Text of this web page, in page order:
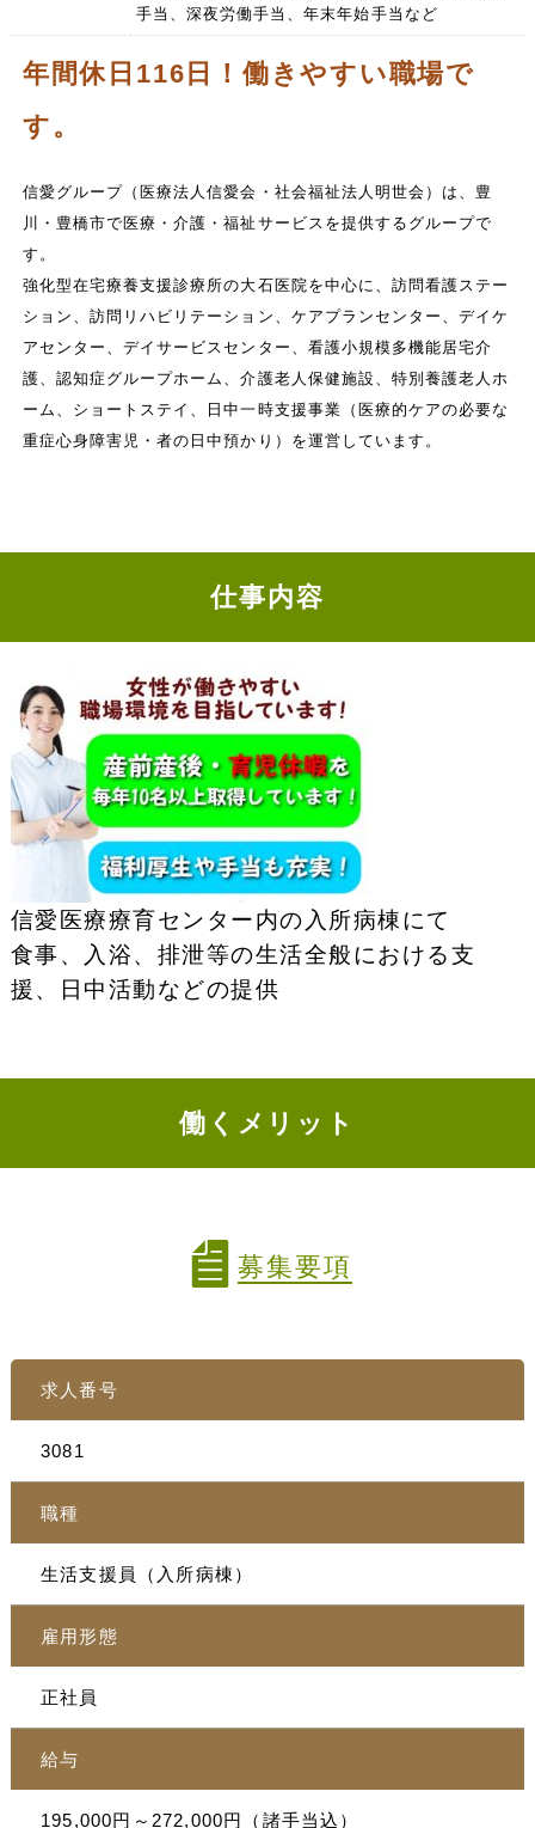
手当、深夜労働手当、年末年始手当など
年間休日116日！働きやすい職場で
す。
信愛グループ（医療法人信愛会・社会福祉法人明世会）は、豊
川・豊橋市で医療・介護・福祉サービスを提供するグループで
す。
強化型在宅療養支援診療所の大石医院を中心に、訪問看護ステー
ション、訪問リハビリテーション、ケアプランセンター、デイケ
アセンター、デイサービスセンター、看護小規模多機能居宅介
護、認知症グループホーム、介護老人保健施設、特別養護老人ホ
ーム、ショートステイ、日中一時支援事業（医療的ケアの必要な
重症心身障害児・者の日中預かり）を運営しています。
仕事内容
信愛医療療育センター内の入所病棟にて
食事、入浴、排泄等の生活全般における支
援、日中活動などの提供
働くメリット
募集要項
求人番号
3081
職種
生活支援員（入所病棟）
雇用形態
正社員
給与
195,000円～272,000円（諸手当込）